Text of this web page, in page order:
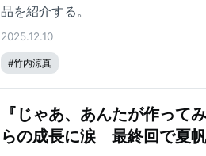
品を紹介する。
2025.12.10
#竹内涼真
『じゃあ、あんたが作って
らの成長に涙 最終回で夏